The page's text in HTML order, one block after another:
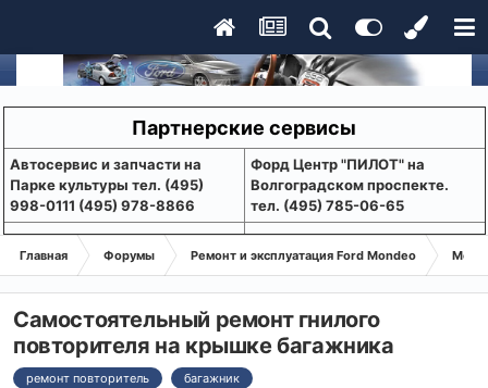
Партнерские сервисы
Aвтосервис и запчасти на
Парке культуры тел. (495)
998-0111 (495) 978-8866
Форд Центр "ПИЛОТ" на
Волгоградском проспекте.
тел. (495) 785-06-65
Главная Форумы Ремонт и эксплуатация Ford Mondeo
Самостоятельный ремонт гнилого
повторителя на крышке багажника
ремонт повторитель багажник